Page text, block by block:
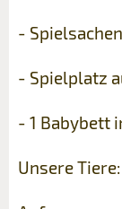
- Spielsachen
- Spielplatz
- 1 Babybett
Unsere Tiere: